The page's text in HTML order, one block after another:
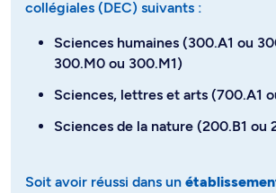
collégiales (DEC) suivants :
Sciences humaines (300.A1 ou
300.M0 ou 300.M1)
Sciences, lettres et arts (700.A1
Sciences de la nature (200.B1 ou
Soit avoir réussi dans un